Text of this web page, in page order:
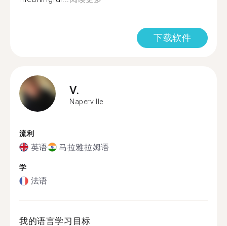
下载软件
V.
Naperville
流利
英语 马拉雅拉姆语
学
法语
我的语言学习目标